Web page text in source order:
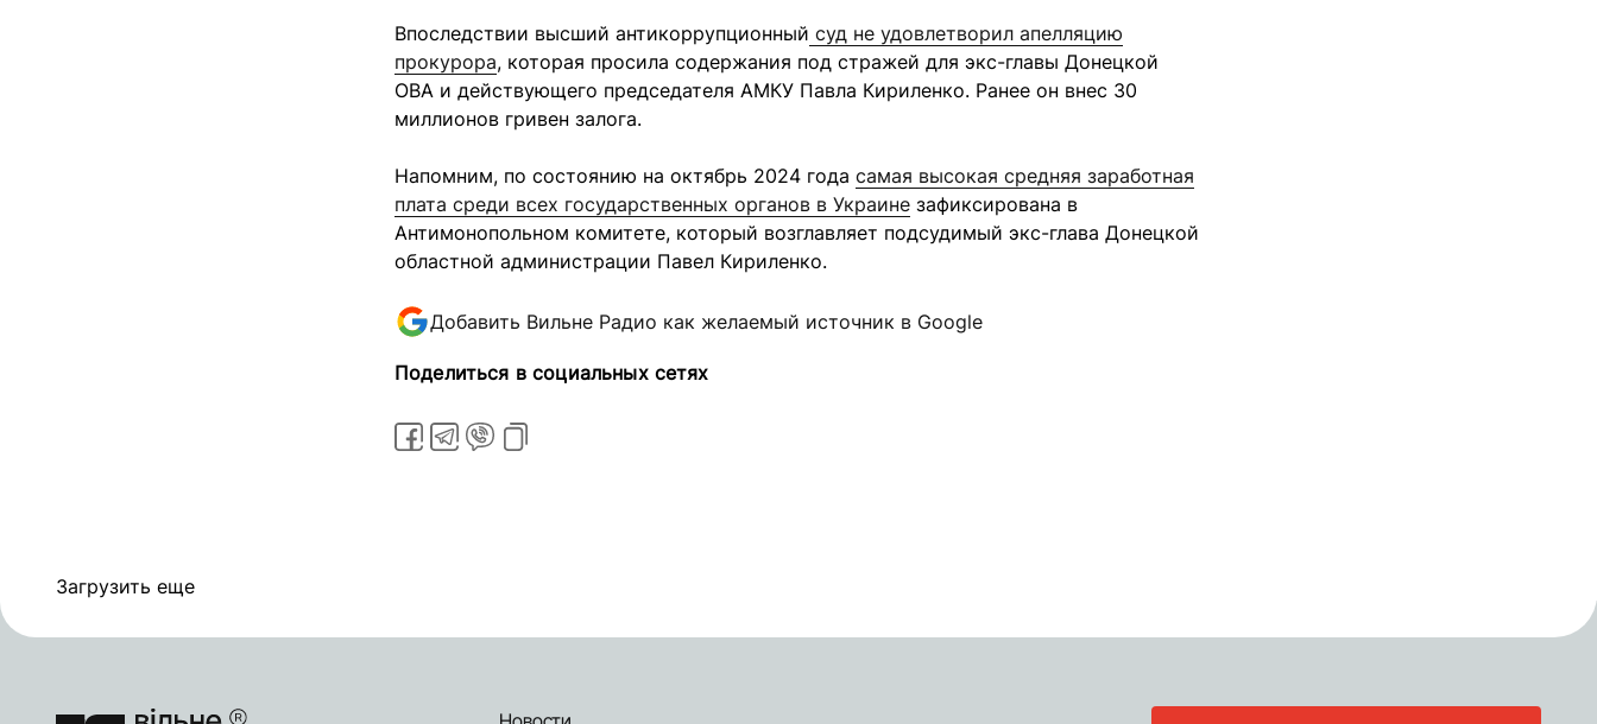
Впоследствии высший антикоррупционный суд не удовлетворил апелляцию
прокурора, которая просила содержания под стражей для экс-главы Донецкой
ОВА и действующего председателя АМКУ Павла Кириленко. Ранее он внес 30
миллионов гривен залога.
Напомним, по состоянию на октябрь 2024 года самая высокая средняя заработная
плата среди всех государственных органов в Украине зафиксирована в
Антимонопольном комитете, который возглавляет подсудимый экс-глава Донецкой
областной администрации Павел Кириленко.
Добавить Вильне Радио как желаемый источник в Google
Поделиться в социальных сетях
Загрузить еще